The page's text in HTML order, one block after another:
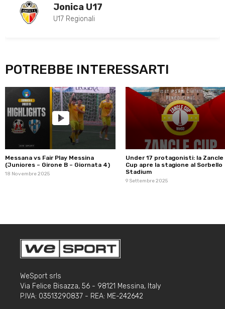
Jonica U17
U17 Regionali
POTREBBE INTERESSARTI
Messana vs Fair Play Messina
(Juniores – Girone B – Giornata 4)
18 Novembre 2025
Under 17 protagonisti: la Zancle
Cup apre la stagione al Sorbello
Stadium
9 Settembre 2025
WeSport srls
Via Felice Bisazza, 56 - 98121 Messina, Italy
P.IVA: 03513290837 - REA: ME-242642